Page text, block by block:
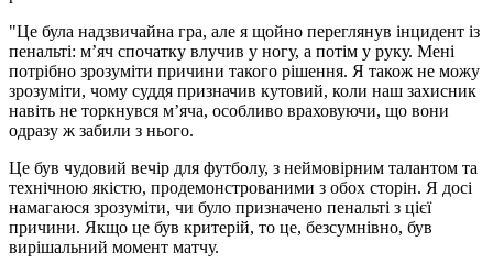
"Це була надзвичайна гра, але я щойно переглянув інцидент із
пенальті: м’яч спочатку влучив у ногу, а потім у руку. Мені
потрібно зрозуміти причини такого рішення. Я також не можу
зрозуміти, чому суддя призначив кутовий, коли наш захисник
навіть не торкнувся м’яча, особливо враховуючи, що вони
одразу ж забили з нього.
Це був чудовий вечір для футболу, з неймовірним талантом та
технічною якістю, продемонстрованими з обох сторін. Я досі
намагаюся зрозуміти, чи було призначено пенальті з цієї
причини. Якщо це був критерій, то це, безсумнівно, був
вирішальний момент матчу.